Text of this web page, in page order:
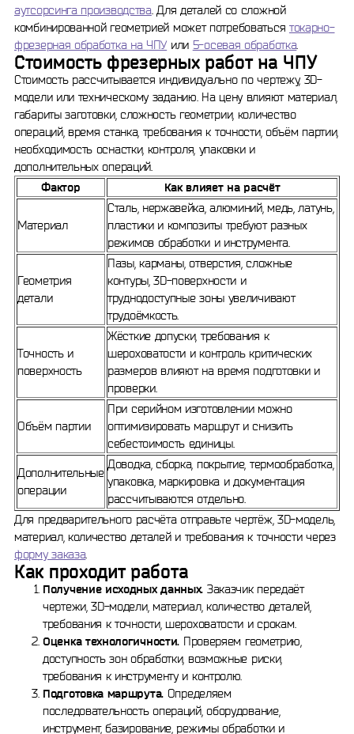
аутсорсинга производства. Для деталей со сложной
комбинированной геометрией может потребоваться токарно-
фрезерная обработка на ЧПУ или 5-осевая обработка.
Стоимость фрезерных работ на ЧПУ
Стоимость рассчитывается индивидуально по чертежу, 3D-
модели или техническому заданию. На цену влияют материал,
габариты заготовки, сложность геометрии, количество
операций, время станка, требования к точности, объём партии,
необходимость оснастки, контроля, упаковки и
дополнительных операций.
Фактор
Как влияет на расчёт
Материал
Сталь, нержавейка, алюминий, медь, латунь,
пластики и композиты требуют разных
режимов обработки и инструмента.
Геометрия
детали
Пазы, карманы, отверстия, сложные
контуры, 3D-поверхности и
труднодоступные зоны увеличивают
трудоёмкость.
Точность и
поверхность
Жёсткие допуски, требования к
шероховатости и контроль критических
размеров влияют на время подготовки и
проверки.
Объём партии
При серийном изготовлении можно
оптимизировать маршрут и снизить
себестоимость единицы.
Дополнительные
операции
Доводка, сборка, покрытие, термообработка,
упаковка, маркировка и документация
рассчитываются отдельно.
Для предварительного расчёта отправьте чертёж, 3D-модель,
материал, количество деталей и требования к точности через
форму заказа.
Как проходит работа
Получение исходных данных. Заказчик передаёт
чертежи, 3D-модели, материал, количество деталей,
требования к точности, шероховатости и срокам.
Оценка технологичности. Проверяем геометрию,
доступность зон обработки, возможные риски,
требования к инструменту и контролю.
Подготовка маршрута. Определяем
последовательность операций, оборудование,
инструмент, базирование, режимы обработки и